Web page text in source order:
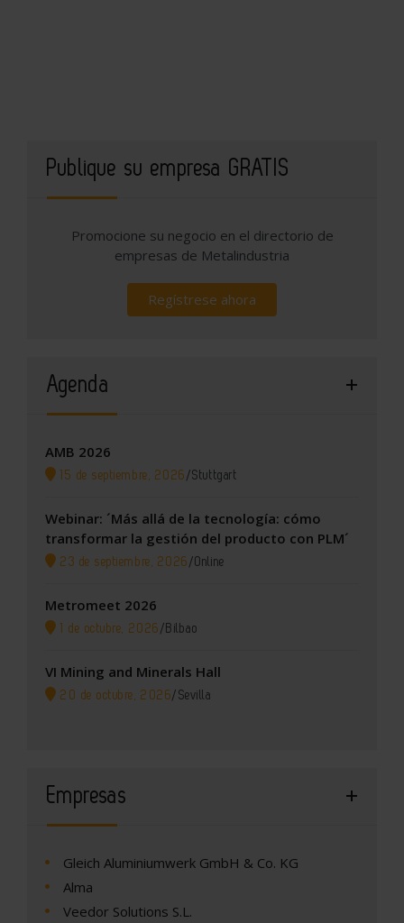
Publique su empresa GRATIS
Promocione su negocio en el directorio de
empresas de Metalindustria
Regístrese ahora
Agenda
AMB 2026
15 de septiembre, 2026 /Stuttgart
Webinar: ´Más allá de la tecnología: cómo
transformar la gestión del producto con PLM´
23 de septiembre, 2026 /Online
Metromeet 2026
1 de octubre, 2026 / Bilbao
VI Mining and Minerals Hall
20 de octubre, 2026/ Sevilla
Empresas
Gleich Aluminiumwerk GmbH & Co. KG
Alma
Veedor Solutions S.L.